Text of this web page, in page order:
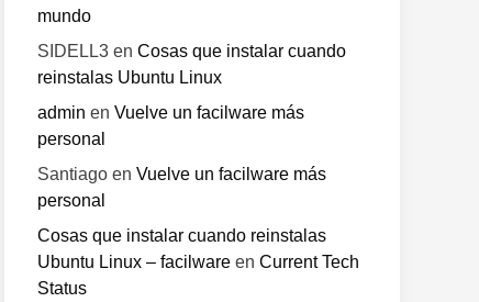
mundo
SIDELL3 en Cosas que instalar cuando
reinstalas Ubuntu Linux
admin en Vuelve un facilware más
personal
Santiago en Vuelve un facilware más
personal
Cosas que instalar cuando reinstalas
Ubuntu Linux – facilware en Current Tech
Status